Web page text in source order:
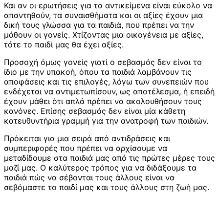
Και αν οι ερωτήσεις για τα αντικείμενα είναι εύκολο να
απαντηθούν, τα συναισθήματα και οι αξίες έχουν μια
δική τους γλώσσα για τα παιδιά, που πρέπει να την
μάθουν οι γονείς. Χτίζοντας μια οικογένεια με αξίες,
τότε το παιδί μας θα έχει αξίες.
Προσοχή όμως γονείς γιατί ο σεβασμός δεν είναι το
ίδιο με την υπακοή, όπου τα παιδιά λαμβάνουν τις
αποφάσεις και τις επιλογές, λόγω των συνεπειών που
ενδέχεται να αντιμετωπίσουν, ως αποτέλεσμα, ή επειδή
έχουν μάθει ότι απλά πρέπει να ακολουθήσουν τους
κανόνες. Επίσης σεβασμός δεν είναι μία κάθετη
κατευθυντήρια γραμμή για την ανατροφή των παιδιών.
Πρόκειται για μια σειρά από αντιδράσεις και
συμπεριφορές που πρέπει να αρχίσουμε να
μεταδίδουμε στα παιδιά μας από τις πρώτες μέρες τους
μαζί μας. Ο καλύτερος τρόπος για να διδάξουμε τα
παιδιά πώς να σέβονται τους άλλους είναι να
σεβόμαστε το παιδί μας και τους άλλους στη ζωή μας.